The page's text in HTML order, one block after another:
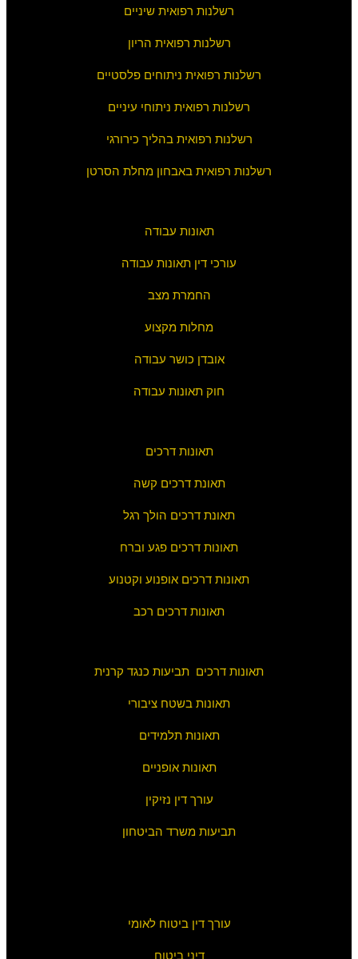
רשלנות רפואית שיניים
רשלנות רפואית הריון
רשלנות רפואית ניתוחים פלסטיים
רשלנות רפואית ניתוחי עיניים
רשלנות רפואית בהליך כירורגי
רשלנות רפואית באבחון מחלת הסרטן
תאונות עבודה
עורכי דין תאונות עבודה
החמרת מצב
מחלות מקצוע
אובדן כושר עבודה
חוק תאונות עבודה
תאונות דרכים
תאונת דרכים קשה
תאונת דרכים הולך רגל
תאונות דרכים פגע וברח
תאונות דרכים אופנוע וקטנוע
תאונות דרכים רכב
תאונות דרכים תביעות כנגד קרנית
תאונות בשטח ציבורי
תאונות תלמידים
תאונות אופניים
עורך דין נזיקין
תביעות משרד הביטחון
עורך דין ביטוח לאומי
דיני ביטוח